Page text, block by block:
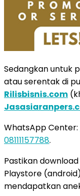
Sedangkan untuk
atau serentak di
Rilisbisnis.com
WhatsApp Center:
08111157788.
Pastikan
Playstore
mendapatkan